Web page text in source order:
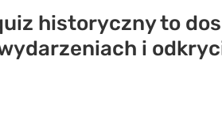
historyczny to
i